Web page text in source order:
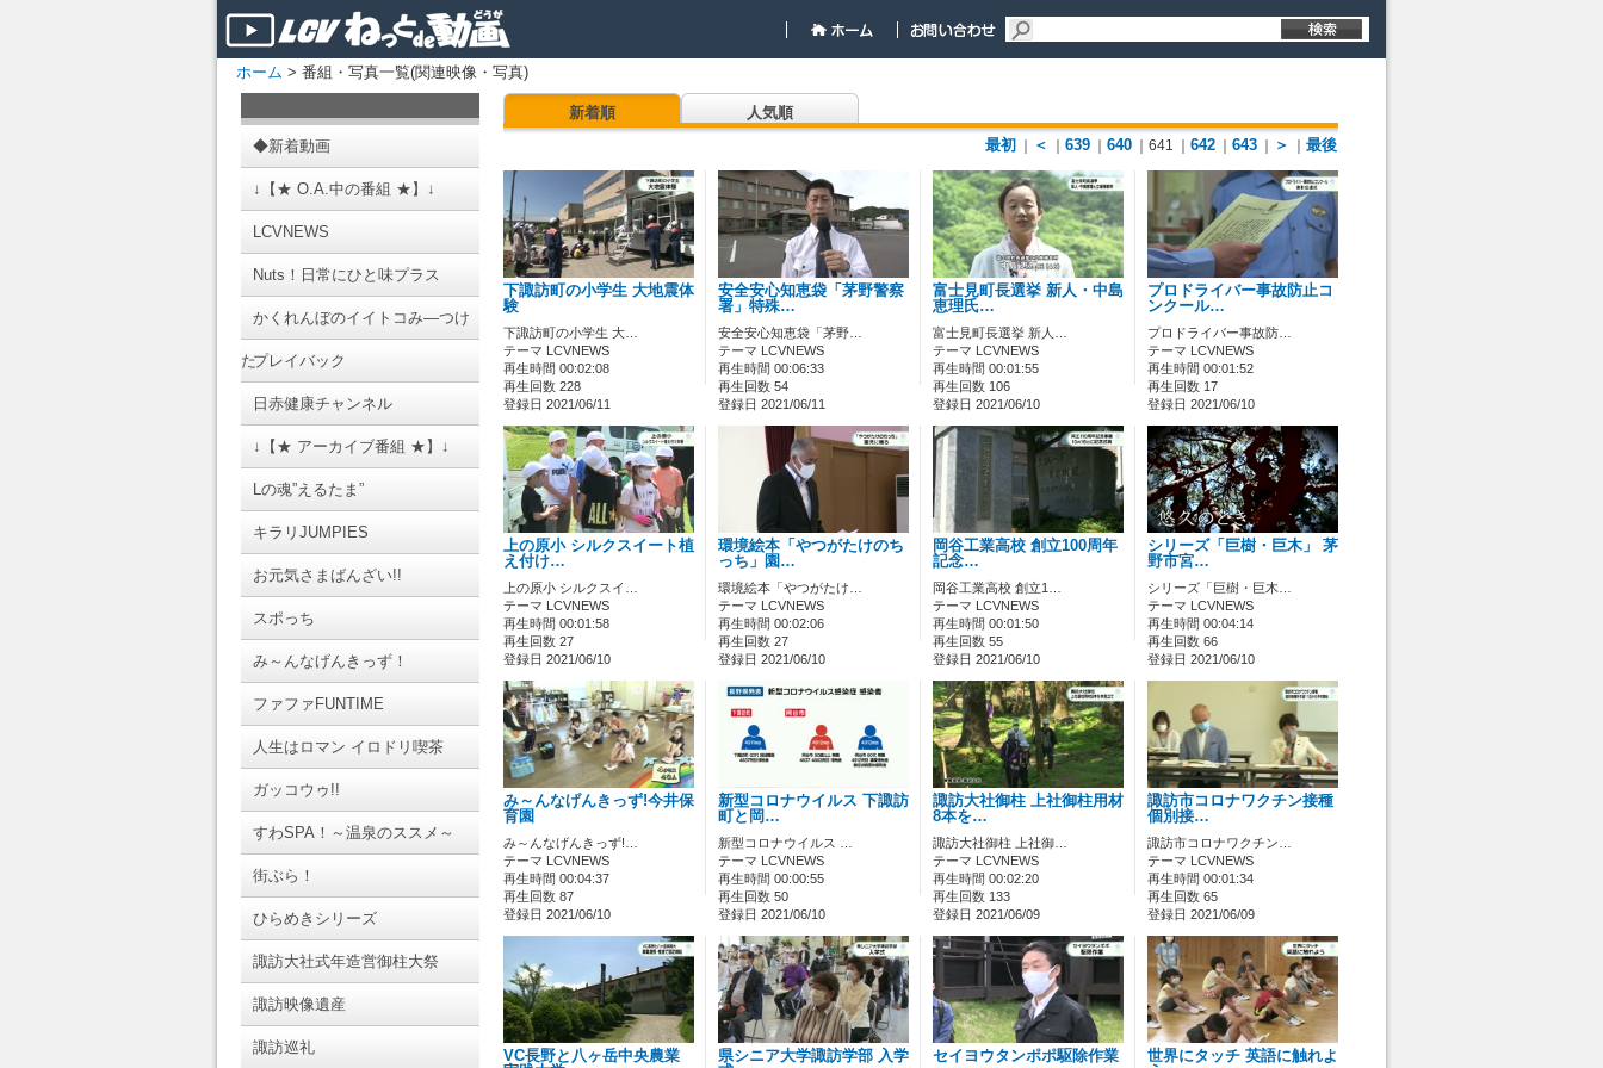
ホーム > 番組・写真一覧(関連映像・写真)
◆新着動画
↓【★ O.A.中の番組 ★】↓
LCVNEWS
Nuts！日常にひと味プラス
かくれんぼのイイトコみ―つけ
たプレイバック
日赤健康チャンネル
↓【★ アーカイブ番組 ★】↓
Lの魂”えるたま”
キラリJUMPIES
お元気さまばんざい!!
スポっち
み～んなげんきっず！
ファファFUNTIME
人生はロマン イロドリ喫茶
ガッコウゥ!!
すわSPA！～温泉のススメ～
街ぶら！
ひらめきシリーズ
諏訪大社式年造営御柱大祭
諏訪映像遺産
諏訪巡礼
新着順
人気順
最初
＜ 639 640 ｜641 642 643 ＞ 最後
下諏訪町の小学生 大地震体
験
下諏訪町の小学生 大…
テーマ LCVNEWS
再生時間 00:02:08
再生回数 228
登録日 2021/06/11
安全安心知恵袋「茅野警察
署」特殊…
安全安心知恵袋「茅野…
テーマ LCVNEWS
再生時間 00:06:33
再生回数 54
登録日 2021/06/11
富士見町長選挙 新人・中島
恵理氏…
富士見町長選挙 新人…
テーマ LCVNEWS
再生時間 00:01:55
再生回数 106
登録日 2021/06/10
プロドライバー事故防止コ
ンクール…
プロドライバー事故防…
テーマ LCVNEWS
再生時間 00:01:52
再生回数 17
登録日 2021/06/10
上の原小 シルクスイート植
え付け…
上の原小 シルクスイ…
テーマ LCVNEWS
再生時間 00:01:58
再生回数 27
登録日 2021/06/10
環境絵本「やつがたけのち
っち」園…
環境絵本「やつがたけ…
テーマ LCVNEWS
再生時間 00:02:06
再生回数 27
登録日 2021/06/10
岡谷工業高校 創立100周年
記念…
岡谷工業高校 創立1…
テーマ LCVNEWS
再生時間 00:01:50
再生回数 55
登録日 2021/06/10
シリーズ「巨樹・巨木」 茅
野市宮…
シリーズ「巨樹・巨木…
テーマ LCVNEWS
再生時間 00:04:14
再生回数 66
登録日 2021/06/10
み～んなげんきっず!今井保
育園
み～んなげんきっず!…
テーマ LCVNEWS
再生時間 00:04:37
再生回数 87
登録日 2021/06/10
新型コロナウイルス 下諏訪
町と岡…
新型コロナウイルス …
テーマ LCVNEWS
再生時間 00:00:55
再生回数 50
登録日 2021/06/10
諏訪大社御柱 上社御柱用材
8本を…
諏訪大社御柱 上社御…
テーマ LCVNEWS
再生時間 00:02:20
再生回数 133
登録日 2021/06/09
諏訪市コロナワクチン接種
個別接…
諏訪市コロナワクチン…
テーマ LCVNEWS
再生時間 00:01:34
再生回数 65
登録日 2021/06/09
VC長野と八ヶ岳中央農業
県シニア大学諏訪学部 入学
セイヨウタンポポ駆除作業
世界にタッチ 英語に触れよ